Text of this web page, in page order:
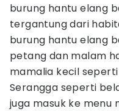
burung hantu elang
tergantung dari
burung hantu elang
petang dan malam
mamalia kecil
Serangga seperti
juga masuk ke menu